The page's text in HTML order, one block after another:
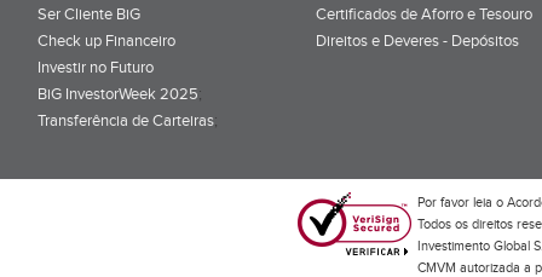
Ser Cliente BiG
Check up Financeiro
Investir no Futuro
BiG InvestorWeek 2025;
Transferência de Carteiras;
Certificados de Aforro e Tesouro
Direitos e Deveres - Depósitos
Por favor leia o
Todos os direitos
Investimento Global
CMVM autorizada a